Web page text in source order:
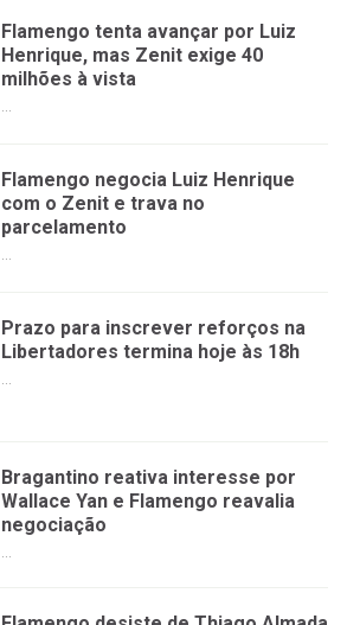
Flamengo tenta avançar por Luiz
Henrique, mas Zenit exige 40
milhões à vista
...
Flamengo negocia Luiz Henrique
com o Zenit e trava no
parcelamento
...
Prazo para inscrever reforços na
Libertadores termina hoje às 18h
...
Bragantino reativa interesse por
Wallace Yan e Flamengo reavalia
negociação